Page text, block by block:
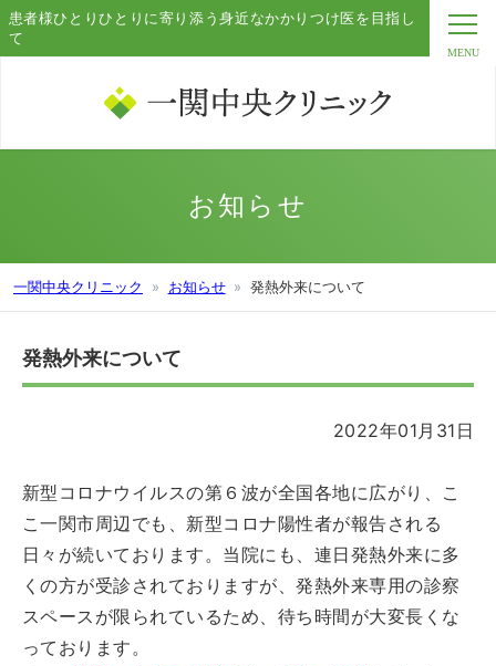
患者様ひとりひとりに寄り添う身近なかかりつけ医を目指し
て
お知らせ
一関中央クリニック お知らせ 発熱外来について
発熱外来について
2022年01月31日
新型コロナウイルスの第６波が全国各地に広がり、こ
こ一関市周辺でも、新型コロナ陽性者が報告される
日々が続いております。当院にも、連日発熱外来に多
くの方が受診されておりますが、発熱外来専用の診察
スペースが限られているため、待ち時間が大変長くな
っております。